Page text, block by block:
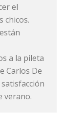
el
chicos.
a la pileta
Carlos De
verano.